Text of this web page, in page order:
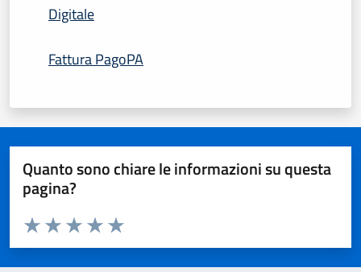
Digitale
Fattura PagoPA
Quanto sono chiare le informazioni su questa
pagina?
Domanda
Valuta da 1 a 5 stelle la pagina
Valuta 5 stelle su 5
Valuta 4 stelle su 5
Valuta 3 stelle su 5
Valuta 2 stelle su 5
Valuta 1 stelle su 5